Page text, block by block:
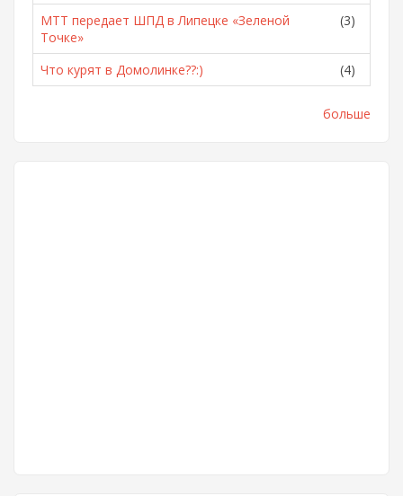
МТТ передает ШПД в Липецке «Зеленой
Точке»
(3)
Что курят в Домолинке??:) (4)
больше